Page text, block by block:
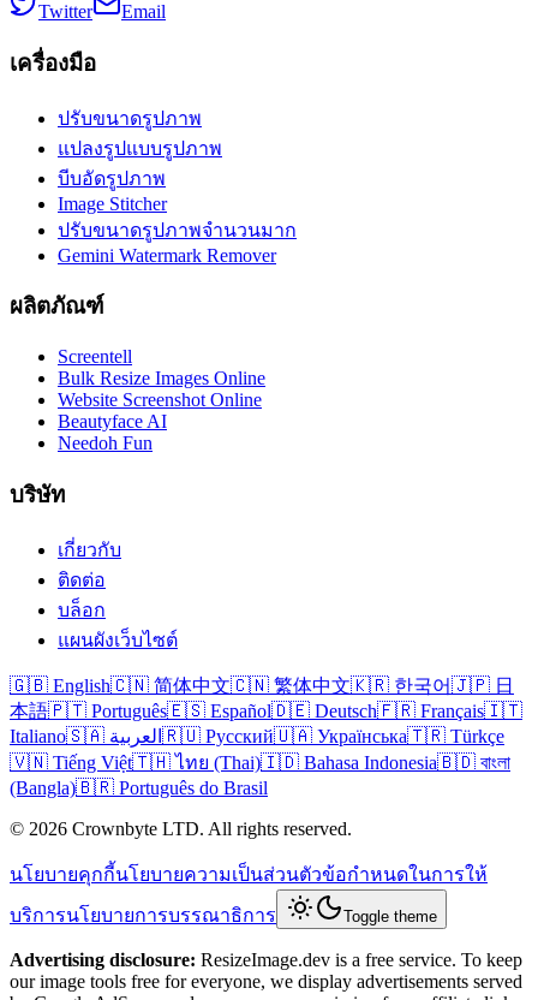
Twitter Email
เครื่องมือ
ปรับขนาดรูปภาพ
แปลงรูปแบบรูปภาพ
บีบอัดรูปภาพ
Image Stitcher
ปรับขนาดรูปภาพจำนวนมาก
Gemini Watermark Remover
ผลิตภัณฑ์
Screentell
Bulk Resize Images Online
Website Screenshot Online
Beautyface AI
Needoh Fun
บริษัท
เกี่ยวกับ
ติดต่อ
บล็อก
แผนผังเว็บไซต์
🇬🇧 English🇨🇳 简体中文🇨🇳 繁体中文🇰🇷 한국어🇯🇵 日
本語🇵🇹 Português🇪🇸 Español🇩🇪 Deutsch🇫🇷 Français🇮🇹
Italiano
🇸🇦 العربية 🇷🇺 Русский🇺🇦 Українська🇹🇷 Türkçe
🇻🇳 Tiếng Việt🇹🇭 ไทย (Thai)🇮🇩 Bahasa Indonesia🇧🇩 বাংলা
(Bangla)🇧🇷 Português do Brasil
© 2026 Crownbyte LTD. All rights reserved.
นโยบายคุกกี้นโยบายความเป็นส่วนตัวข้อกำหนดในการให้
บริการนโยบายการบรรณาธิการ Toggle theme
Advertising disclosure: ResizeImage.dev is a free service. To keep
our image tools free for everyone, we display advertisements served